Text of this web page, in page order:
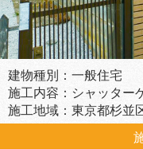
建物種別：一般住宅
施工内容：シャッター
施工地域：東京都杉並